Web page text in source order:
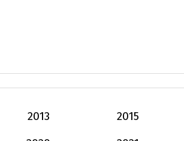
2013 2015